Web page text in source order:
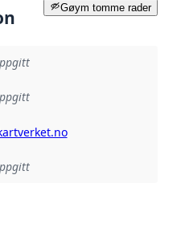
Gøym tomme rader